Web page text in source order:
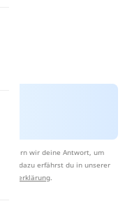
wir deine Antwort, um
Mehr dazu erfährst du in unserer
.